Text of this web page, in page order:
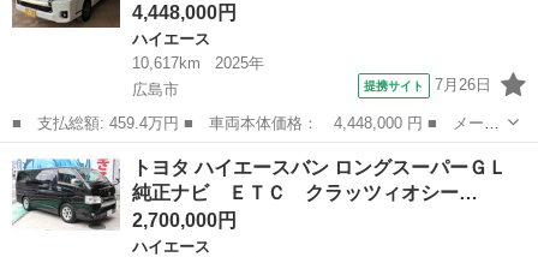
4,448,000円
ハイエース
10,617km
2025年
広島市
提携サイト 7月26日
■ 支払総額: 459.4万円 ■ 車両本体価格： 4,448,000 円 ■ メーカ
ー名： トヨタ ■ 車種名： ハイエースワゴン ■ グレード名：
ＧＬ ４ＷＤ モデリスタＡＷ 後席モニター 全方位カメラ ＬＥ
Ｄヘッド...
広島 広島市 ハイエース
トヨタ ハイエースバン ロングスーパーＧＬ
純正ナビ ＥＴＣ クラッツィオシー…
2,700,000円
ハイエース